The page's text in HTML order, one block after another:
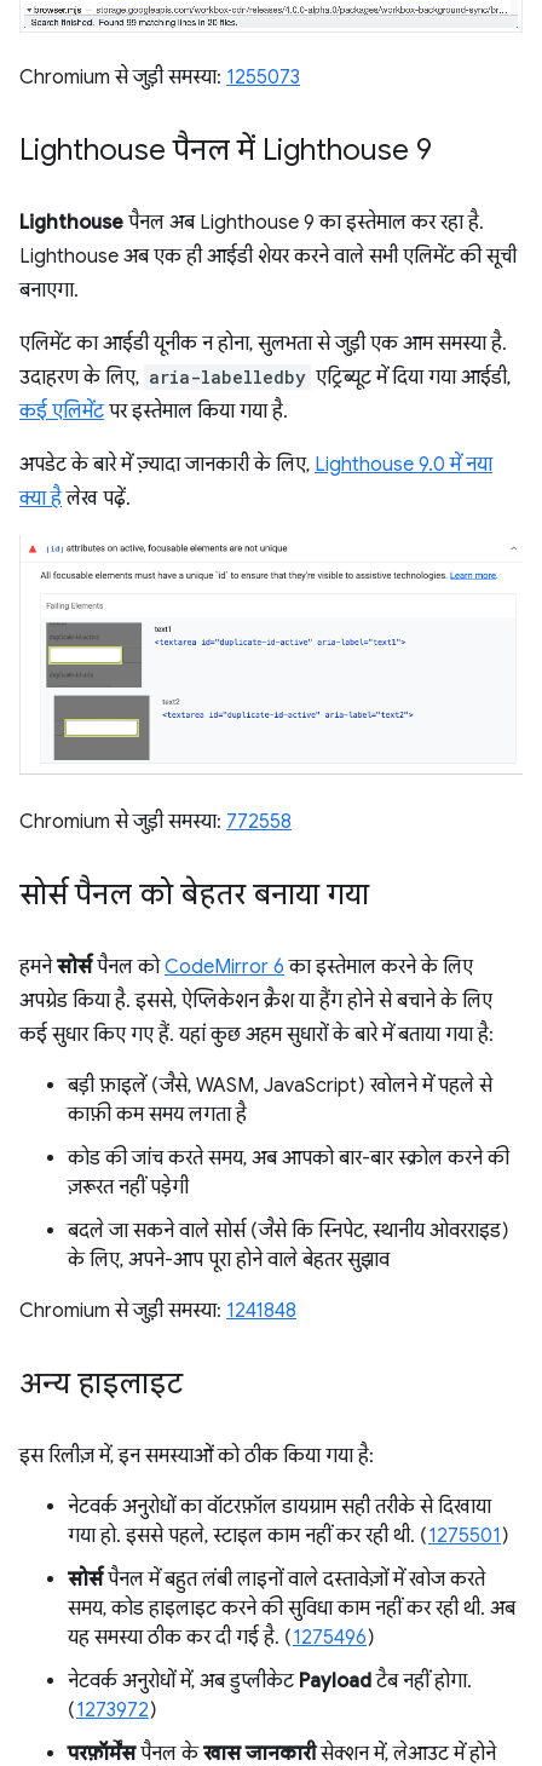
Chromium से जुड़ी समस्या: 1255073
Lighthouse पैनल में Lighthouse 9
Lighthouse पैनल अब Lighthouse 9 का इस्तेमाल कर रहा है.
Lighthouse अब एक ही आईडी शेयर करने वाले सभी एलिमेंट की सूची
बनाएगा.
एलिमेंट का आईडी यूनीक न होना, सुलभता से जुड़ी एक आम समस्या है.
उदाहरण के लिए, aria-labelledby एट्रिब्यूट में दिया गया आईडी,
कई एलिमेंटपर इस्तेमाल किया गया है.
अपडेट के बारे में ज़्यादा जानकारी के लिए, Lighthouse 9.0 में नया
क्या हैलेख पढ़ें.
Chromium से जुड़ी समस्या: 772558
सोर्स पैनल को बेहतर बनाया गया
हमनेसोर्सपैनल कोCodeMirror 6 का इस्तेमाल करने के लिए
अपग्रेड किया है. इससे, ऐप्लिकेशन क्रैश या हैंग होने से बचाने के लिए
कई सुधार किए गए हैं. यहां कुछ अहम सुधारों के बारे में बताया गया है:
बड़ी फ़ाइलें (जैसे, WASM, JavaScript) खोलने में पहले से
काफ़ी कम समय लगता है
कोड की जांच करते समय, अब आपको बार-बार स्क्रोल करने की
ज़रूरत नहीं पड़ेगी
बदले जा सकने वाले सोर्स (जैसे कि स्निपेट, स्थानीय ओवरराइड)
के लिए, अपने-आप पूरा होने वाले बेहतर सुझाव
Chromium से जुड़ी समस्या: 1241848
अन्य हाइलाइट
इस रिलीज़ में, इन समस्याओं को ठीक किया गया है:
नेटवर्क अनुरोधों का वॉटरफ़ॉल डायग्राम सही तरीके से दिखाया
गया हो. इससे पहले, स्टाइल काम नहीं कर रही थी. (1275501 )
सोर्सपैनल में बहुत लंबी लाइनों वाले दस्तावेज़ों में खोज करते
समय, कोड हाइलाइट करने की सुविधा काम नहीं कर रही थी. अब
यह समस्या ठीक कर दी गई है. (1275496)
नेटवर्क अनुरोधों में, अब डुप्लीकेट Payloadटैब नहीं होगा.
(1273972)
परफ़ॉर्मेंसपैनल केखास जानकारीसेक्शन में, लेआउट में होने